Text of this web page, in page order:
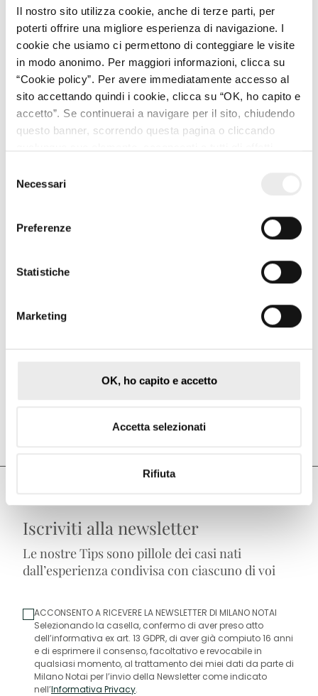
Il nostro sito utilizza cookie, anche di terze parti, per
poterti offrire una migliore esperienza di navigazione. I
cookie che usiamo ci permettono di conteggiare le visite
in modo anonimo. Per maggiori informazioni, clicca su
“Cookie policy”. Per avere immediatamente accesso al
sito accettando quindi i cookie, clicca su “OK, ho capito e
accetto”. Se continuerai a navigare per il sito, chiudendo
questo banner, scorrendo questa pagina o cliccando
sito
delNecessari
Preferenze
Statistiche
Marketing
OK, ho capito e accetto
Accetta selezionati
Rifiuta
evento dedicato all’esplorazione delle opportunità e delle
sfide legate al finanziamento delle installazioni di
impianti fotovoltaici. In un contesto di crescente
attenzione verso le energie rinnovabili e la sostenibilità
ambientale, il finanziamento dei progetti fotovoltaici
rappresenta una leva fondamentale per accelerare la
transizione energetica e ridurre le emissioni di carbonio.
Obiettivi:
finanziamento disponibili per i progetti fotovoltaici.
Presentare casi di studio di successo e best practice
Facilitare il networking tra sviluppatori di progetti,
investitori, istituzioni finanziarie e altri stakeholder.
Iscriviti alla newsletter
Le nostre Tips sono pillole dei casi nati
dall’esperienza condivisa con ciascuno di voi
ACCONSENTO A RICEVERE LA NEWSLETTER DI MILANO NOTAI
Selezionando la casella, confermo di aver preso atto
dell’informativa ex art. 13 GDPR, di aver già compiuto 16 anni
e di esprimere il consenso, facoltativo e revocabile in
qualsiasi momento, al trattamento dei miei dati da parte di
Milano Notai per l’invio della Newsletter come indicato
nell’Informativa Privacy.